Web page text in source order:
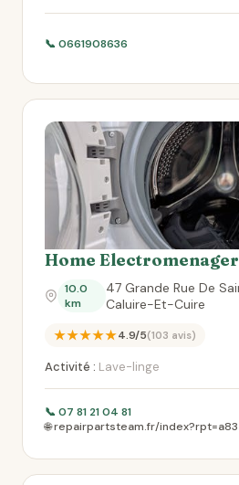
📞 0661908636
Home Electromenager
10.0
km
47 Grande Rue De
Caluire-Et-Cuire
★★★★★4.9/5(103 avis)
Activité : Lave-linge
📞 07 81 21 04 81
🌐 repairpartsteam.fr/